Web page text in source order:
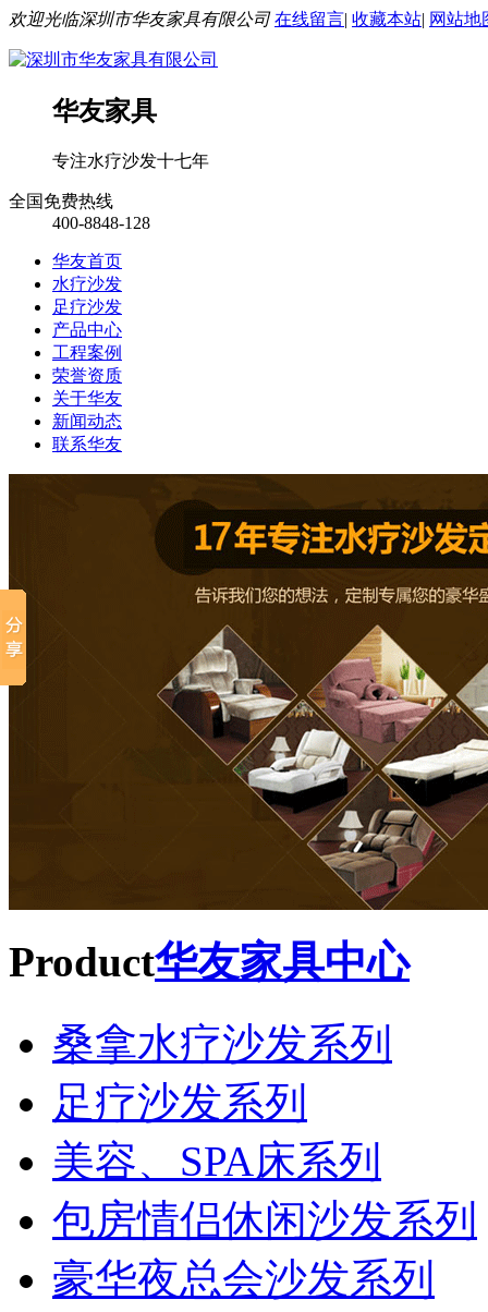
欢迎光临深圳市华友家具有限公司 在线留言| 收藏本站| 网站地
华友家具
专注水疗沙发十七年
全国免费热线
400-8848-128
华友首页
水疗沙发
足疗沙发
产品中心
工程案例
荣誉资质
关于华友
新闻动态
联系华友
Product华友家具中心
桑拿水疗沙发系列
足疗沙发系列
美容、SPA床系列
包房情侣休闲沙发系列
豪华夜总会沙发系列
2013年北京市沐浴业金牌供应商